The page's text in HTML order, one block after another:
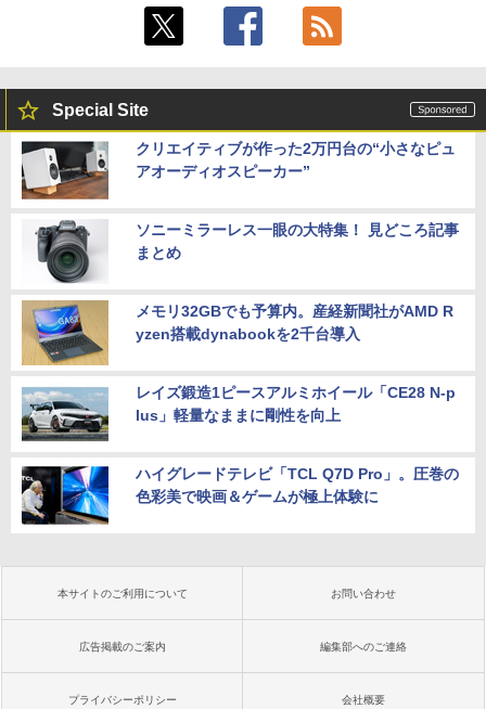
Special Site
クリエイティブが作った2万円台の“小さなピュ
アオーディオスピーカー”
ソニーミラーレス一眼の大特集！ 見どころ記事
まとめ
メモリ32GBでも予算内。産経新聞社がAMD R
yzen搭載dynabookを2千台導入
レイズ鍛造1ピースアルミホイール「CE28 N-p
lus」軽量なままに剛性を向上
ハイグレードテレビ「TCL Q7D Pro」。圧巻の
色彩美で映画＆ゲームが極上体験に
本サイトのご利用について お問い合わせ
広告掲載のご案内 編集部へのご連絡
プライバシーポリシー 会社概要